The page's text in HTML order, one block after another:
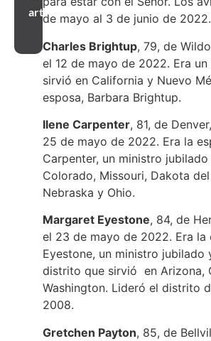
artículo
de mayo al 3 de junio de 2022.
Charles Brightup, 79, de
el 12 de mayo de 2022. Era
sirvió en California y Nuevo
esposa, Barbara Brightup.
Ilene Carpenter, 81, de
25 de mayo de 2022. Era la
Carpenter, un ministro
Colorado, Missouri, Dakota
Nebraska y Ohio.
Margaret Eyestone, 84, de
el 23 de mayo de 2022. Era la
Eyestone, un ministro jubilado
distrito que sirvió en Arizona,
Washington. Lideró el distrito
2008.
Gretchen Payton, 85, de